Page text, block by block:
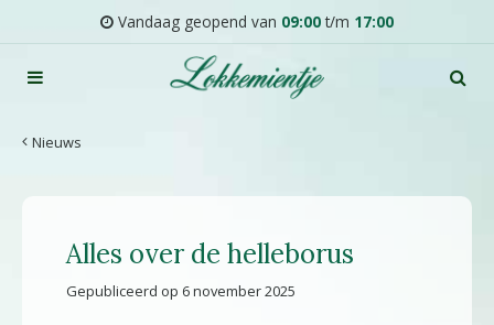
Nieuws
Vandaag geopend van 09:00t/m 17:00
Alles over de helleborus
Gepubliceerd op 6 november 2025